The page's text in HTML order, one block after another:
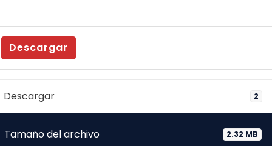
Descargar
Descargar 2
Tamaño del archivo 2.32 MB